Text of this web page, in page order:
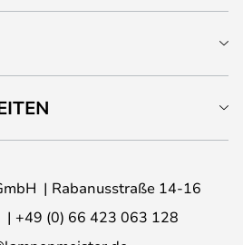
Rabanusstraße 14-16
+49 (0) 66 423 063 128